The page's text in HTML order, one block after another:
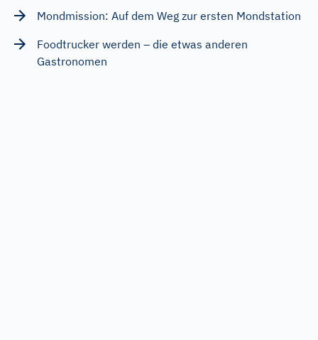
Mondmission: Auf dem Weg zur ersten Mondstation
Foodtrucker werden – die etwas anderen
Gastronomen